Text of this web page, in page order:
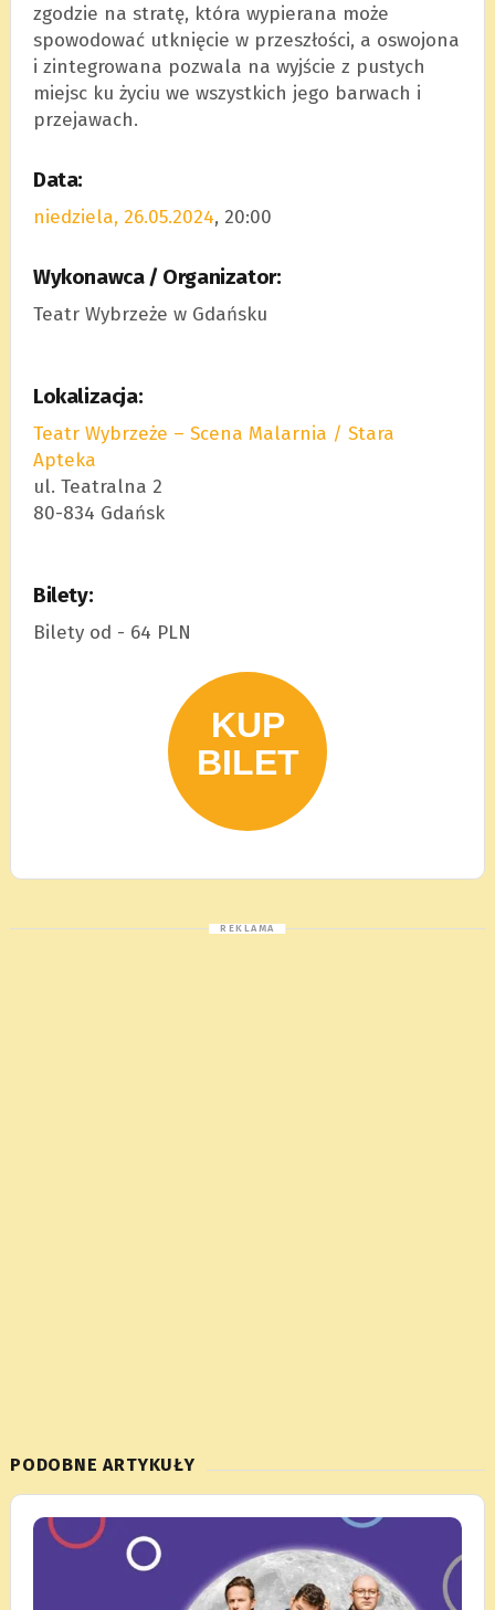
zgodzie na stratę, która wypierana może
spowodować utknięcie w przeszłości, a oswojona
i zintegrowana pozwala na wyjście z pustych
miejsc ku życiu we wszystkich jego barwach i
przejawach.
Data:
niedziela, 26.05.2024, 20:00
Wykonawca / Organizator:
Teatr Wybrzeże w Gdańsku
Lokalizacja:
Teatr Wybrzeże – Scena Malarnia / Stara
Apteka
ul. Teatralna 2
80-834 Gdańsk
Bilety:
Bilety od - 64 PLN
PODOBNE ARTYKUŁY